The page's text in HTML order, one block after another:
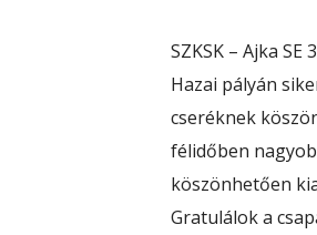
SZKSK – Ajka SE
Hazai pályán
cseréknek
félidőben
köszönhetően
Gratulálok a